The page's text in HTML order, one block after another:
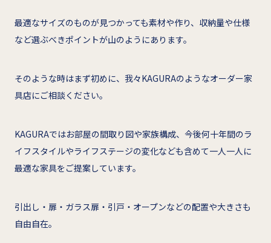
最適なサイズのものが見つかっても素材や作り、収納量や仕様
など選ぶべきポイントが山のようにあります。
そのような時はまず初めに、我々KAGURAのようなオーダー家
具店にご相談ください。
KAGURAではお部屋の間取り図や家族構成、今後何十年間のラ
イフスタイルやライフステージの変化なども含めて一人一人に
最適な家具をご提案しています。
引出し・扉・ガラス扉・引戸・オープンなどの配置や大きさも
自由自在。